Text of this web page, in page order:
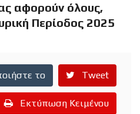
αφορούν όλους,
Περίοδος 2025
το Tweet
Εκτύπωση Κειμένου